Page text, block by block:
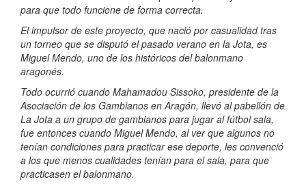
para que todo funcione de forma correcta.
El impulsor de este proyecto, que nació por casualidad tras
un torneo que se disputó el pasado verano en la Jota, es
Miguel Mendo, uno de los históricos del balonmano
aragonés.
Todo ocurrió cuando Mahamadou Sissoko, presidente de la
Asociación de los Gambianos en Aragón, llevó al pabellón de
La Jota a un grupo de gambianos para jugar al fútbol sala,
fue entonces cuando Miguel Mendo, al ver que algunos no
tenían condiciones para practicar ese deporte, les convenció
a los que menos cualidades tenían para el sala, para que
practicasen el balonmano.